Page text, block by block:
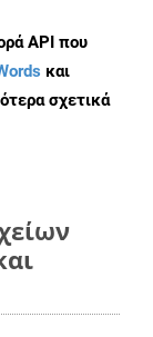
API που
και
σχετικά